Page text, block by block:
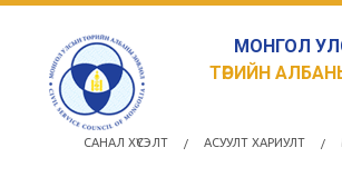
МОНГОЛ
ТӨРИЙН
САНАЛ ХҮСЭЛТ / АСУУЛТ ХАРИУЛТ /